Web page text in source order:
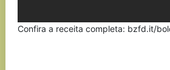
Confira a receita completa: bzfd.it/